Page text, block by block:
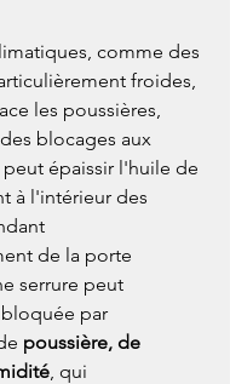
comme des
froides,
les poussières,
blocages aux
peut épaissir l'huile de
à l'intérieur des
de la porte
serrure peut
par
poussière, de
, qui